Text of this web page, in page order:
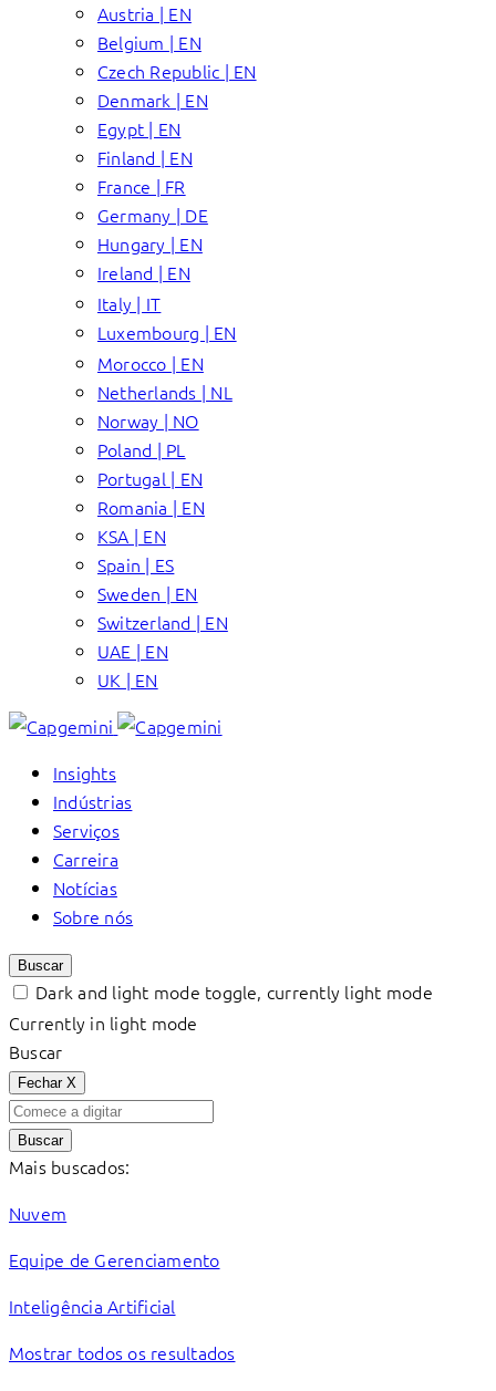
Austria | EN
Belgium | EN
Czech Republic | EN
Denmark | EN
Egypt | EN
Finland | EN
France | FR
Germany | DE
Hungary | EN
Ireland | EN
Italy | IT
Luxembourg | EN
Morocco | EN
Netherlands | NL
Norway | NO
Poland | PL
Portugal | EN
Romania | EN
KSA | EN
Spain | ES
Sweden | EN
Switzerland | EN
UAE | EN
UK | EN
Insights
Indústrias
Serviços
Carreira
Notícias
Sobre nós
Buscar
Dark and light mode toggle, currently light mode
Currently in light mode
Buscar
Fechar X
Buscar
Mais buscados:
Nuvem
Equipe de Gerenciamento
Inteligência Artificial
Mostrar todos os resultados